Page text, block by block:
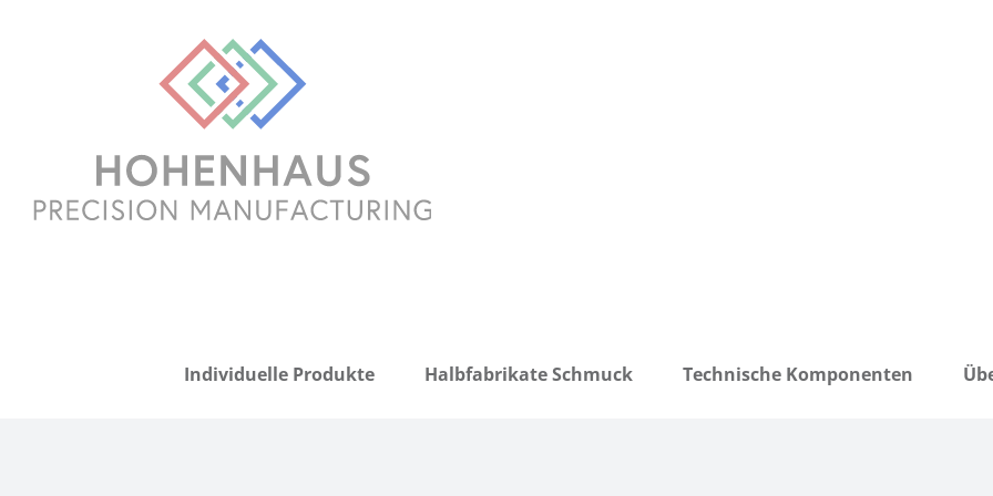
Individuelle Produkte Halbfabrikate Schmuck Technische Komponenten